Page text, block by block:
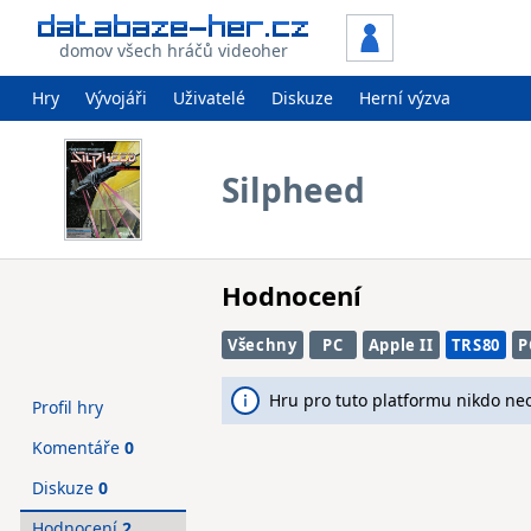
domov všech hráčů videoher
Hry Vývojáři Uživatelé Diskuze Herní výzva
Silpheed
Hodnocení
Všechny PC Apple II TRS80
Hru pro tuto platformu nikdo
Profil hry
Komentáře 0
Diskuze 0